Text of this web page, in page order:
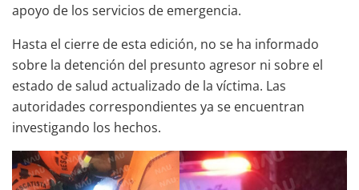
apoyo de los servicios de emergencia.
Hasta el cierre de esta edición, no se ha informado
sobre la detención del presunto agresor ni sobre el
estado de salud actualizado de la víctima. Las
autoridades correspondientes ya se encuentran
investigando los hechos.